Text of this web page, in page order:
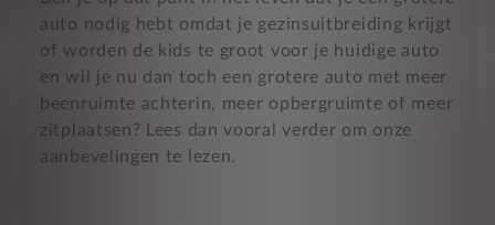
auto nodig hebt omdat je gezinsuitbreiding krijgt
of worden de kids te groot voor je huidige auto
en wil je nu dan toch een grotere auto met meer
beenruimte achterin, meer opbergruimte of meer
zitplaatsen? Lees dan vooral verder om onze
aanbevelingen te lezen.